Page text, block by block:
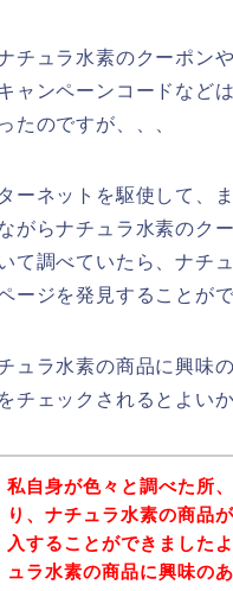
チュラ水素のクーポン
ャンペーンコードなど
たのですが、、、
ーネットを駆使して、
がらナチュラ水素のク
て調べていたら、ナチ
ージを発見することが
ュラ水素の商品に興味
チェックされるとよい
私自身が色々と調べた所
り、ナチュラ水素の商品
入することができました
ュラ水素の商品に興味の